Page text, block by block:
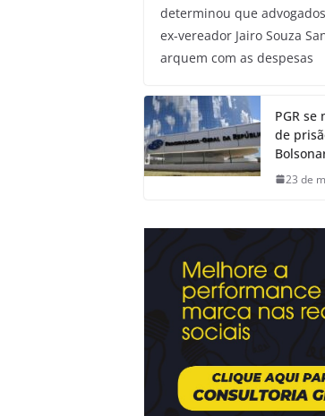
determinou que
ex-vereador Jairo Souza
arquem com as despesas
PGR
de
23 de